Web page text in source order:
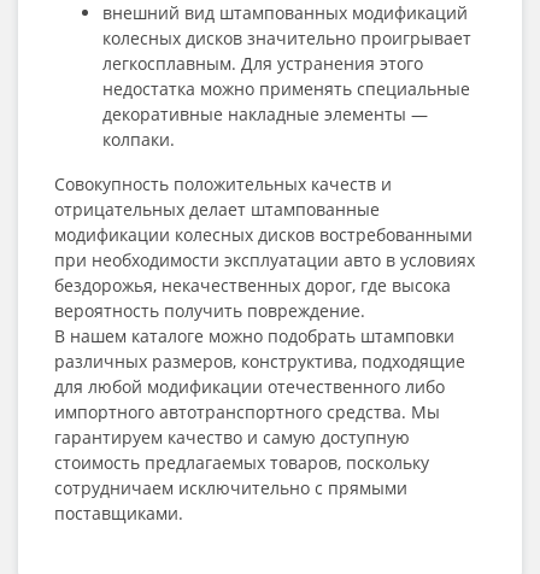
внешний вид штампованных модификаций
колесных дисков значительно проигрывает
легкосплавным. Для устранения этого
недостатка можно применять специальные
декоративные накладные элементы —
колпаки.
Совокупность положительных качеств и
отрицательных делает штампованные
модификации колесных дисков востребованными
при необходимости эксплуатации авто в условиях
бездорожья, некачественных дорог, где высока
вероятность получить повреждение.
В нашем каталоге можно подобрать штамповки
различных размеров, конструктива, подходящие
для любой модификации отечественного либо
импортного автотранспортного средства. Мы
гарантируем качество и самую доступную
стоимость предлагаемых товаров, поскольку
сотрудничаем исключительно с прямыми
поставщиками.